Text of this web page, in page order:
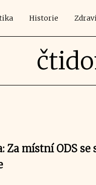
Historie
Za místní ODS se